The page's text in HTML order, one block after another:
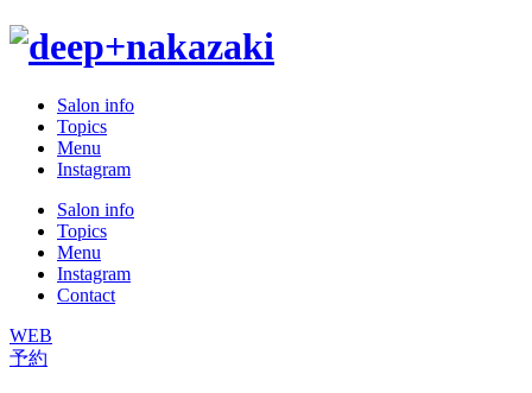
Salon info
Topics
Menu
Instagram
Salon info
Topics
Menu
Instagram
Contact
WEB
予約